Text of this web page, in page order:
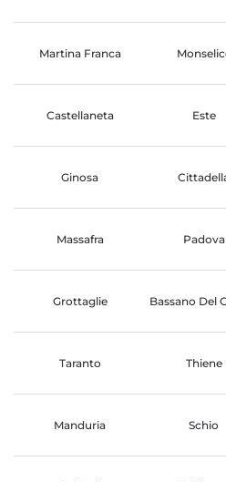
Martina Franca
Castellaneta Este
Ginosa
Massafra Padova
Grottaglie Bassano Del
Taranto Thiene
Manduria Schio